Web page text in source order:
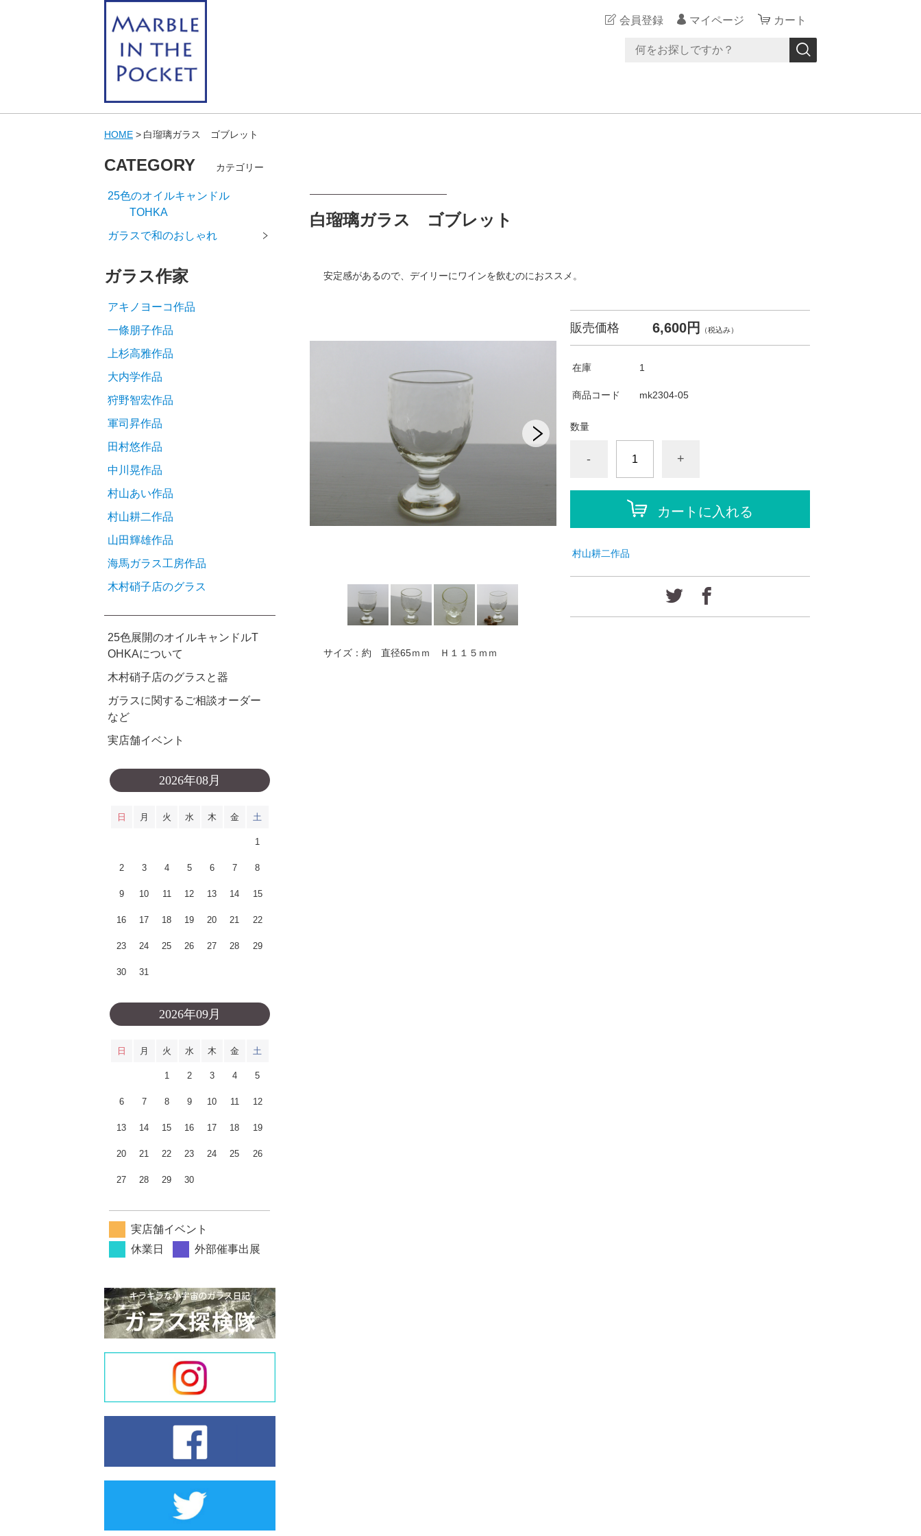
会員登録 マイページ カート
HOME 白瑠璃ガラス ゴブレット
白瑠璃ガラス ゴブレット
安定感があるので、デイリーにワインを飲むのにおススメ。
販売価格 6,600円 （税込み）
在庫 1
商品コード mk2304-05
数量
- +
カートに入れる
村山耕二作品
サイズ：約 直径65ｍｍ Ｈ１１５ｍｍ
CATEGORY カテゴリー
25色のオイルキャンドル
TOHKA
ガラスで和のおしゃれ
ガラス作家
アキノヨーコ作品
一條朋子作品
上杉高雅作品
大内学作品
狩野智宏作品
軍司昇作品
田村悠作品
中川晃作品
村山あい作品
村山耕二作品
山田輝雄作品
海馬ガラス工房作品
木村硝子店のグラス
25色展開のオイルキャンドルT
OHKAについて
木村硝子店のグラスと器
ガラスに関するご相談オーダー
など
実店舗イベント
2026年08月
日 月 火 水 木 金 土
1
2 3 4 5 6 7 8
9 10 11 12 13 14 15
16 17 18 19 20 21 22
23 24 25 26 27 28 29
30 31
2026年09月
日 月 火 水 木 金 土
1 2 3 4 5
6 7 8 9 10 11 12
13 14 15 16 17 18 19
20 21 22 23 24 25 26
27 28 29 30
実店舗イベント
休業日
外部催事出展